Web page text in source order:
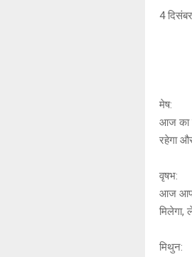
4
मेष:
आज का
रहेगा
वृषभ:
आज
मिलेगा,
मिथुन: